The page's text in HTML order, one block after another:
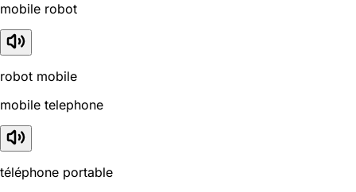
mobile robot
robot mobile
mobile telephone
téléphone portable